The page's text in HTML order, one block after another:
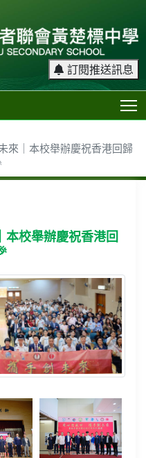
訂閱推送訊息
來｜本校舉辦慶祝香港回歸
本校舉辦慶祝香港回